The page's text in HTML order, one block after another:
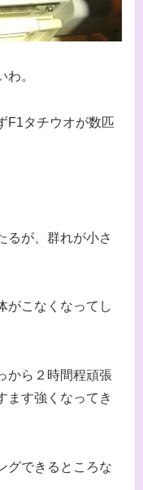
。
F1タチウオが数匹
るが、群れが小さ
がこなくなってし
から２時間程頑張
ます強くなってき
グできるところな